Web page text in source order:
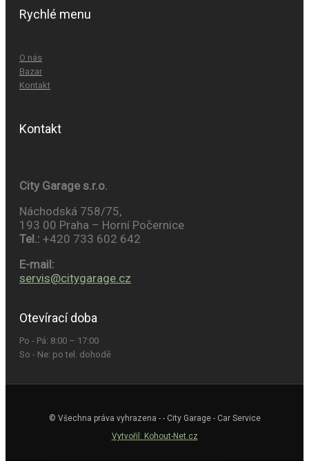
Rychlé menu
O nás
Bazar
Kontakt
Kontakt
City Garage s.r.o.
Náchodská 758/75,
193 00 Praha – Horní Počernice
Tel.: +420 733 602 642
E-mail:
servis@citygarage.cz
Otevírací doba
Po - Pá: 8:00 – 17:00
So - Ne: po tel. dohodě
© Všechna práva vyhrazena - - City Garage - Car Service
Vytvořil: Kohout-Net.cz